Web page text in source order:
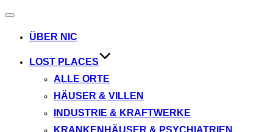
Navigation
ÜBER NIC
LOST PLACES
ALLE ORTE
HÄUSER & VILLEN
INDUSTRIE & KRAFTWERKE